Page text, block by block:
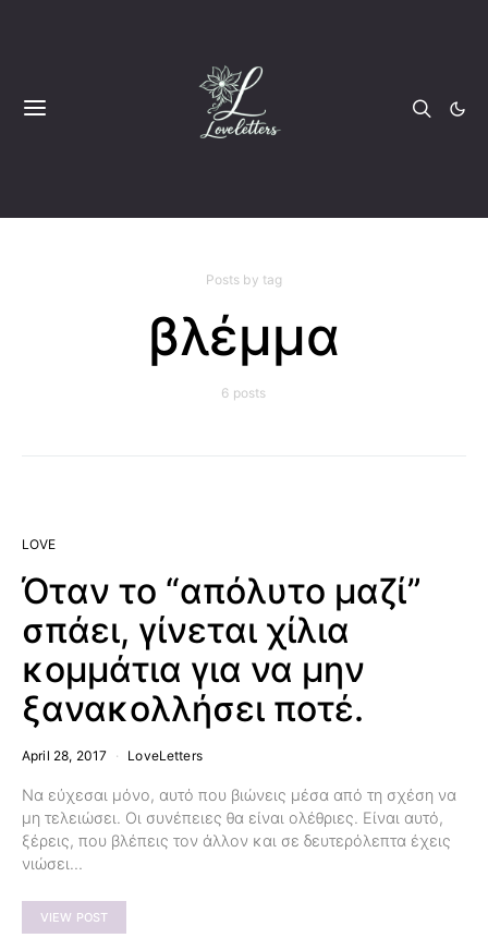
Posts by tag
βλέμμα
6 posts
LOVE
Όταν το “απόλυτο μαζί”
σπάει, γίνεται χίλια
κομμάτια για να μην
ξανακολλήσει ποτέ.
April 28, 2017 LoveLetters
Να εύχεσαι μόνο, αυτό που βιώνεις μέσα από τη σχέση να
μη τελειώσει. Οι συνέπειες θα είναι ολέθριες. Είναι αυτό,
ξέρεις, που βλέπεις τον άλλον και σε δευτερόλεπτα έχεις
νιώσει…
VIEW POST